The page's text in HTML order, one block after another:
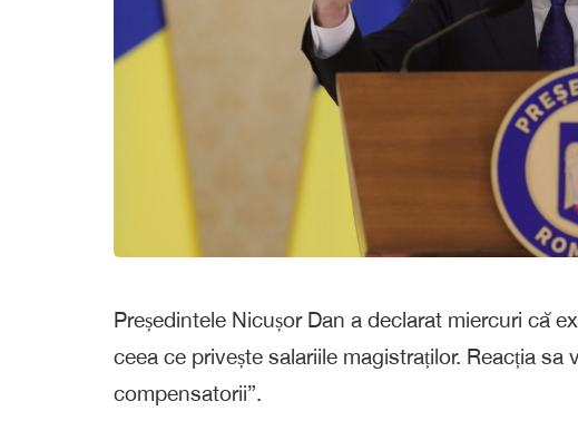
Președintele Nicușor Dan a declarat miercuri că
ceea ce privește salariile magistraților. Reacția
compensatorii”.